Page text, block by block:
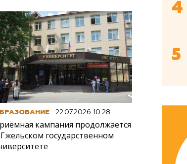
22.07.2026 10:28
кампания продолжается
государственном